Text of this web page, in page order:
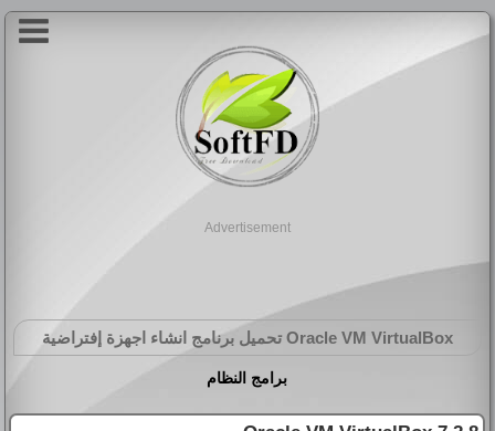
Advertisement
Oracle VM VirtualBox تحميل برنامج انشاء اجهزة إفتراضية
برامج النظام